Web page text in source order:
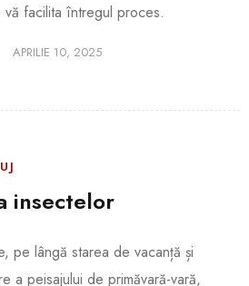
facilita întregul proces.
APRILIE 10, 2025
insectelor
pe lângă starea de vacanță și
a peisajului de primăvară-vară,